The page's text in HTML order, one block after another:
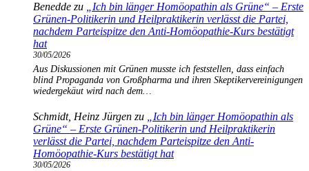
Benedde zu
„Ich bin länger Homöopathin als Grüne“ – Erste
Grünen-Politikerin und Heilpraktikerin verlässt die Partei,
nachdem Parteispitze den Anti-Homöopathie-Kurs bestätigt
hat
30/05/2026
Aus Diskussionen mit Grünen musste ich feststellen, dass einfach
blind Propaganda von Großpharma und ihren Skeptikervereinigungen
wiedergekäut wird nach dem…
Schmidt, Heinz Jürgen zu
„Ich bin länger Homöopathin als
Grüne“ – Erste Grünen-Politikerin und Heilpraktikerin
verlässt die Partei, nachdem Parteispitze den Anti-
Homöopathie-Kurs bestätigt hat
30/05/2026